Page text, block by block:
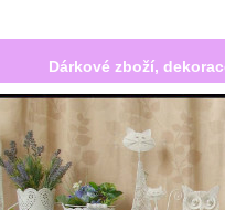
Dárkové zboží,